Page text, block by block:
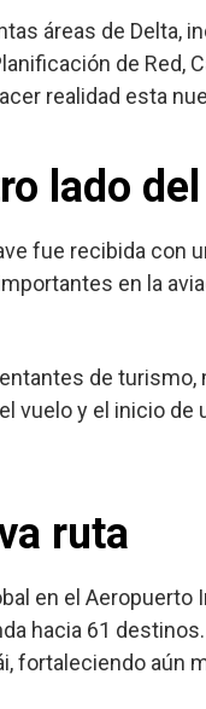
áreas de Delta,
de
realidad esta
lado
fue recibida con
en la
de
vuelo y el inicio
ruta
en el
hacia 61
fortaleciendo aún